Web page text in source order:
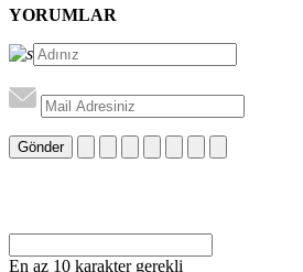
YORUMLAR
Gönder
En az 10 karakter gerekli